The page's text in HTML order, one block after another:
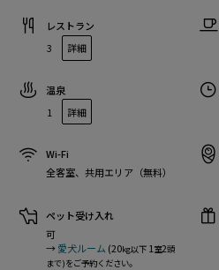
レストラン
3
詳細
温泉
1
詳細
Wi-Fi
全客室、共用エリア（無料）
ペット受け入れ
可
→愛犬ルーム (20kg以下 1 室2頭
まで)をご予約ください。